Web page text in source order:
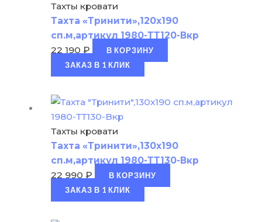
Тахты кровати
Тахта «Тринити»,120х190
сп.м,артикул 1980-ТТ120-Вкр
22 190 ₽
В КОРЗИНУ
ЗАКАЗ В 1 КЛИК
Тахты кровати
Тахта «Тринити»,130х190
сп.м,артикул 1980-ТТ130-Вкр
22 990 ₽
В КОРЗИНУ
ЗАКАЗ В 1 КЛИК